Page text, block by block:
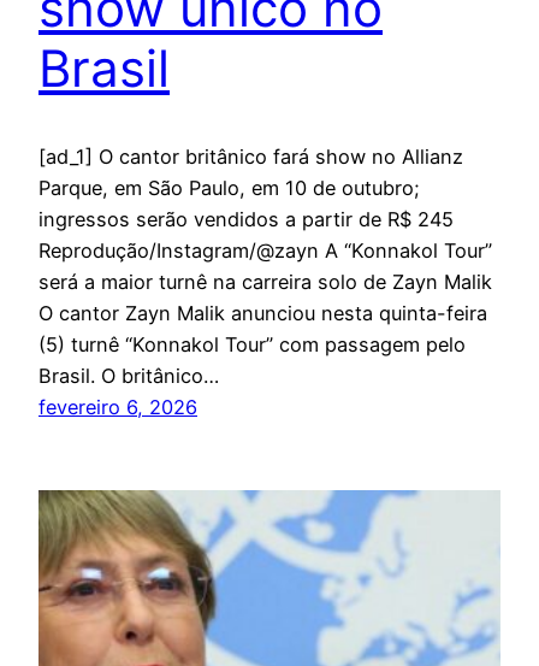
Brasil
[ad_1] O cantor britânico fará show no Allianz
Parque, em São Paulo, em 10 de outubro;
ingressos serão vendidos a partir de R$ 245
Reprodução/Instagram/@zayn A “Konnakol Tour”
será a maior turnê na carreira solo de Zayn Malik
O cantor Zayn Malik anunciou nesta quinta-feira
(5) turnê “Konnakol Tour” com passagem pelo
Brasil. O britânico…
fevereiro 6, 2026